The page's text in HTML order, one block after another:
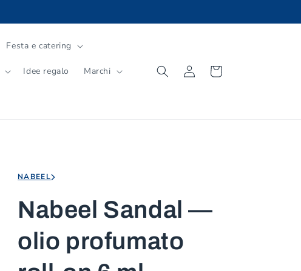
Festa e catering
Idee regalo Marchi Accedi Carrello
NABEEL
Nabeel Sandal —
olio profumato